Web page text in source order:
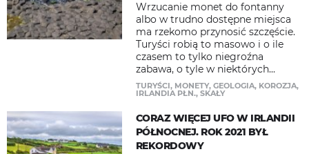
Wrzucanie monet do fontanny
albo w trudno dostępne miejsca
ma rzekomo przynosić szczęście.
Turyści robią to masowo i o ile
czasem to tylko niegroźna
zabawa, o tyle w niektórych...
TURYŚCI, MONETY, GEOLOGIA, KOROZJA,
IRLANDIA PŁN., SKAŁY
CORAZ WIĘCEJ UFO W IRLANDII
PÓŁNOCNEJ. ROK 2021 BYŁ
REKORDOWY